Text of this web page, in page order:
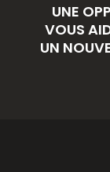
UNE
VOUS
UN